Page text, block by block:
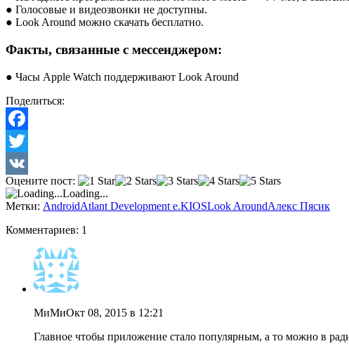
● Голосовые и видеозвонки не доступны.
● Look Around можно скачать бесплатно.
Факты, связанные с мессенджером:
● Часы Apple Watch поддерживают Look Around
Поделиться:
Facebook
Twitter
VK
Оцените пост:
Loading...
Метки: AndroidAtlant Development e.KIOSLook AroundАлекс Пясик
Комментариев: 1
МиМиОкт 08, 2015 в 12:21
Главное чтобы приложение стало популярным, а то можно в